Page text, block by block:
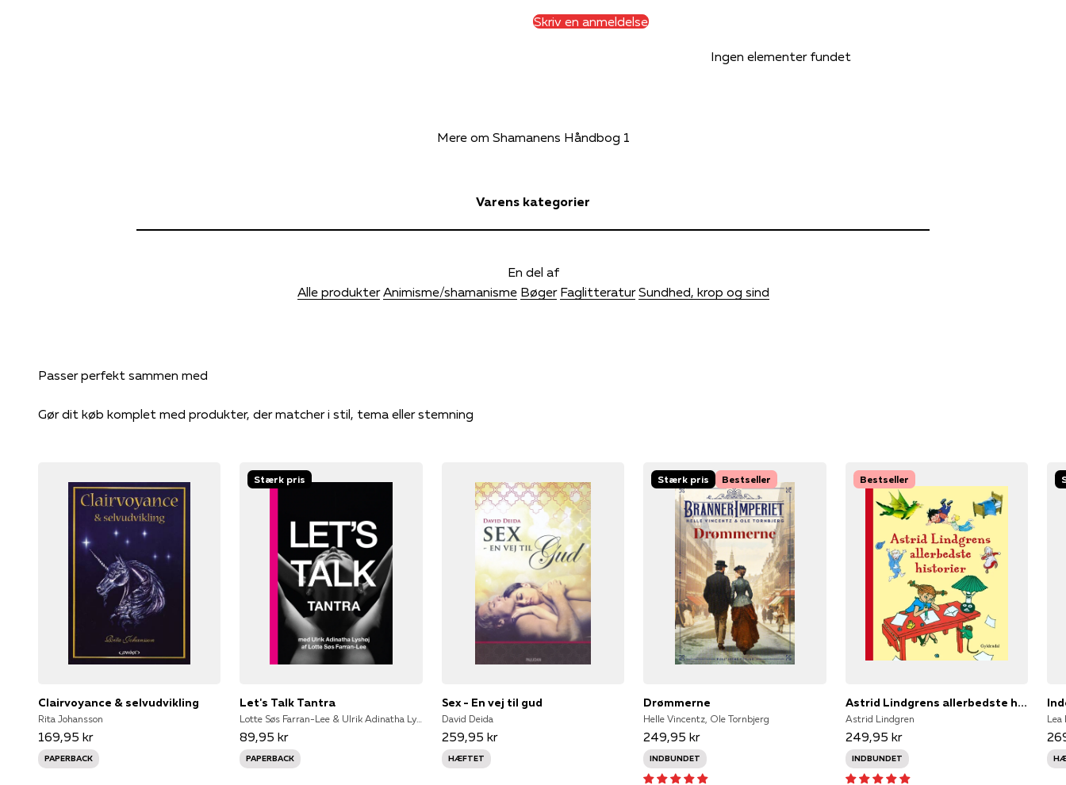
Skriv en anmeldelse
Ingen elementer fundet
Mere om Shamanens Håndbog 1
Varens kategorier
En del af
Alle produkter Animisme/shamanisme Bøger Faglitteratur Sundhed, krop og sind
Gør dit køb komplet med produkter, der matcher i stil, tema eller stemning
Clairvoyance & selvudvikling
Rita Johansson
169,95 kr
PAPERBACK
Stærk pris
Let's Talk Tantra
89,95 kr
PAPERBACK
Sex - En vej til gud
David Deida
259,95 kr
HÆFTET
Stærk pris Bestseller
Drømmerne
Helle Vincentz, Ole Tornbjerg
249,95 kr
INDBUNDET
Bestseller
Astrid Lindgrens allerbedste historier
Astrid Lindgren
249,95 kr
INDBUNDET
Lea